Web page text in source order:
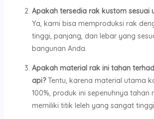
Apakah tersedia rak kustom sesuai
Ya, kami bisa memproduksi rak
tinggi, panjang, dan lebar yang
bangunan Anda.
Apakah material rak ini tahan
api?Tentu, karena material utama
100%, produk ini sepenuhnya tahan
memiliki titik leleh yang sangat